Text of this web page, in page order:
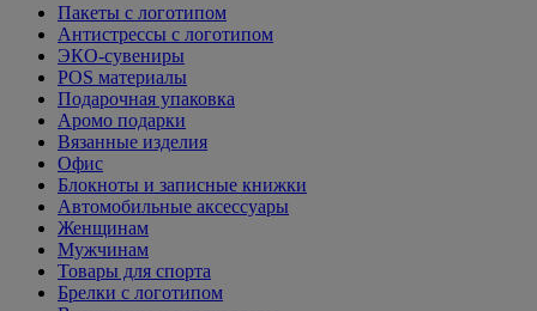
Пакеты с логотипом
Антистрессы с логотипом
ЭКО-сувениры
POS материалы
Подарочная упаковка
Аромо подарки
Вязанные изделия
Офис
Блокноты и записные книжки
Автомобильные аксессуары
Женщинам
Мужчинам
Товары для спорта
Брелки с логотипом